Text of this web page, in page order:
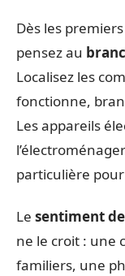
Dès les
pensez au
Localisez les
fonctionne,
Les appareils
particulière
Le sentiment
ne le croit : une
familiers, une